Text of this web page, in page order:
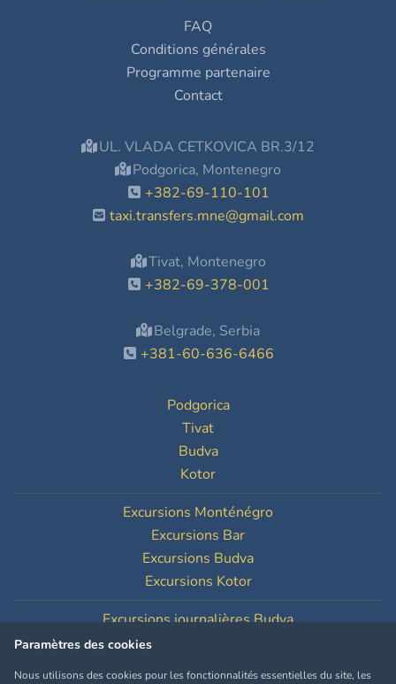
FAQ
Conditions générales
Programme partenaire
Contact
UL. VLADA CETKOVICA BR.3/12
Podgorica, Montenegro
+382-69-110-101
taxi.transfers.mne@gmail.com
Tivat, Montenegro
+382-69-378-001
Belgrade, Serbia
+381-60-636-6466
Podgorica
Tivat
Budva
Kotor
Excursions Monténégro
Excursions Bar
Excursions Budva
Excursions Kotor
Excursions journalières Budva
Excursions journalières Kotor
Paramètres des cookies
Nous utilisons des cookies pour les fonctionnalités essentielles du site, les